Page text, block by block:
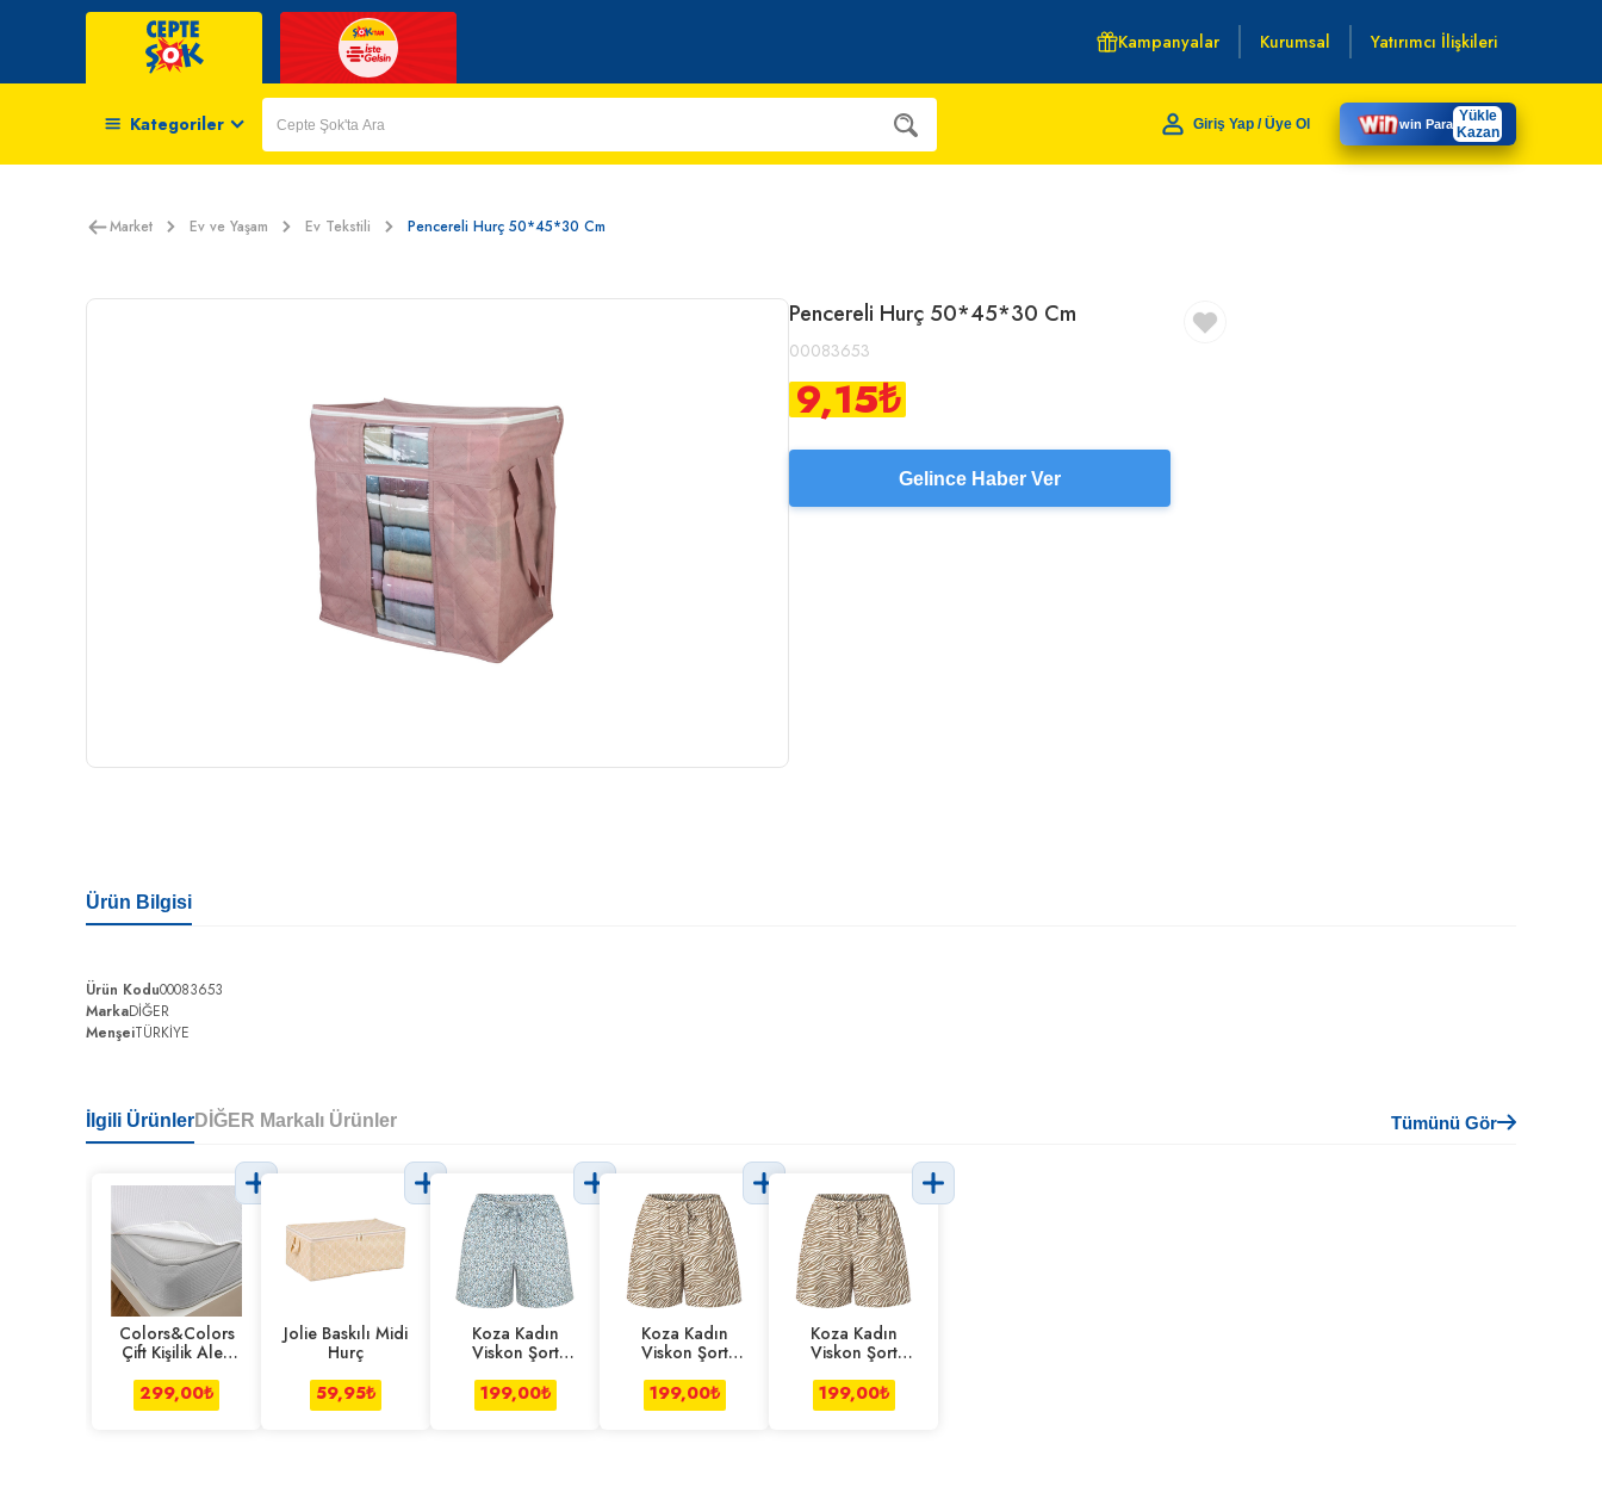
Kampanyalar Kurumsal Yatırımcı İlişkileri
Kategoriler Giriş Yap / Üye Ol win Para Yükle
Kazan
Market Ev ve Yaşam Ev Tekstili Pencereli Hurç 50*45*30 Cm
Pencereli Hurç 50*45*30 Cm
00083653
9,15₺
Gelince Haber Ver
Ürün Bilgisi
Ürün Kodu00083653
MarkaDİĞER
MenşeiTÜRKİYE
İlgili ÜrünlerDİĞER Markalı Ürünler Tümünü Gör
Colors&Colors
Çift Kişilik Alez
299,00₺
Jolie Baskılı Midi
Hurç
59,95₺
Koza Kadın
Viskon Şort
199,00₺
Koza Kadın
Viskon Şort
199,00₺
Koza Kadın
Viskon Şort
199,00₺